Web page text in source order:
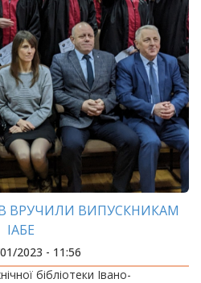
ВРУЧИЛИ ВИПУСКНИКАМ
ІАБЕ
2023 - 11:56
бібліотеки Івано-